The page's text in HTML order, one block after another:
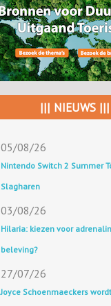
||| NIEUWS |||
05/08/26
Nintendo Switch 2 Summer
Slagharen
03/08/26
Hilaria: kiezen voor
beleving?
27/07/26
Joyce Schoenmaeckers wordt